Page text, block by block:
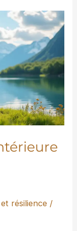
résilience /